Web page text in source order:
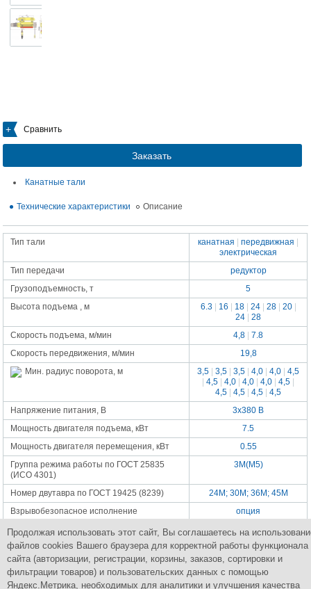
Сравнить
Заказать
Канатные тали
Технические характеристики Описание
Тип тали канатная |передвижная
электрическая
Тип передачи
редуктор
Грузоподъемность, т
5
Высота подъема , м
6.3 16 18| 24| 28| 20|
24 |28
Скорость подъема, м/мин
4,8 |7.8
Скорость передвижения, м/мин
19,8
Мин. радиус поворота, м
3,5 |3,5 |3,5 |4,0 |4,0 |4,5
|4,5 |4,0 |4,0 |4,0 |4,5
4,5 |4,5 |4,5 |4,5
Напряжение питания, В
3x380 В
Мощность двигателя подъема, кВт
7.5
Мощность двигателя перемещения, кВт
0.55
Группа режима работы по ГОСТ 25835
(ИСО 4301)
3М(М5)
Номер двутавра по ГОСТ 19425 (8239)
24М; 30М; 36М; 45М
Взрывобезопасное исполнение
опция
Габаритные размеры, мм
см. в таблице
Масса,
кг
380/455/490/540/570/750/820675/765/855/1350/1430/1520/1600/
Продолжая использовать этот сайт, Вы соглашаетесь на
файлов cookies Вашего браузера для корректной работы функционала
сайта (авторизации, регистрации, корзины, заказов, сортировки и
фильтрации товаров) и пользовательских данных с помощью
Яндекс.Метрика, необходимых для аналитики и улучшения качества